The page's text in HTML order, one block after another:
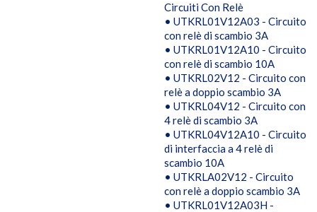
Circuiti Con Relè
• UTKRL01V12A03 - Circuito
con relè di scambio 3A
• UTKRL01V12A10 - Circuito
con relè di scambio 10A
• UTKRL02V12 - Circuito con
relè a doppio scambio 3A
• UTKRL04V12 - Circuito con
4 relè di scambio 3A
• UTKRL04V12A10 - Circuito
di interfaccia a 4 relè di
scambio 10A
• UTKRLA02V12 - Circuito
con relè a doppio scambio 3A
• UTKRL01V12A03H -